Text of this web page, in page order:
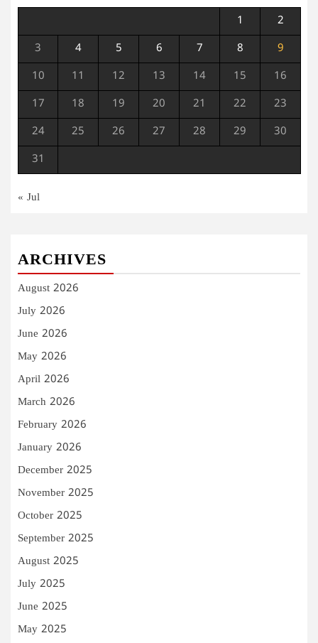
1 2
3 4 5 6 7 8 9
10 11 12 13 14 15 16
17 18 19 20 21 22 23
24 25 26 27 28 29 30
31
« Jul
ARCHIVES
August 2026
July 2026
June 2026
May 2026
April 2026
March 2026
February 2026
January 2026
December 2025
November 2025
October 2025
September 2025
August 2025
July 2025
June 2025
May 2025